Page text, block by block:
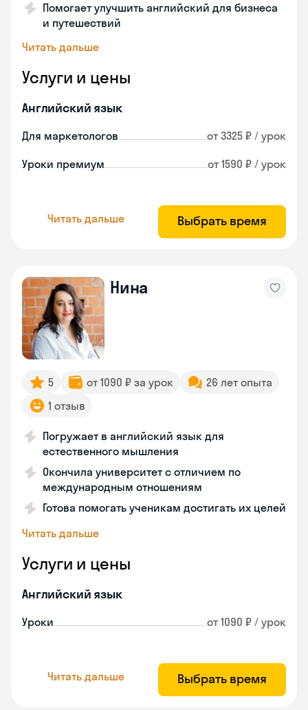
Помогает улучшить английский для бизнеса
и путешествий
Читать дальше
Услуги и цены
Английский язык
Для маркетологов от 3325 ₽ / урок
Уроки премиум от 1590 ₽ / урок
Читать дальше Выбрать время
Нина
5 от 1090 ₽ за урок
26 лет опыта
1 отзыв
Погружает в английский язык для
естественного мышления
Окончила университет с отличием по
международным отношениям
Готова помогать ученикам достигать их целей
Читать дальше
Услуги и цены
Английский язык
Уроки от 1090 ₽ / урок
Читать дальше Выбрать время